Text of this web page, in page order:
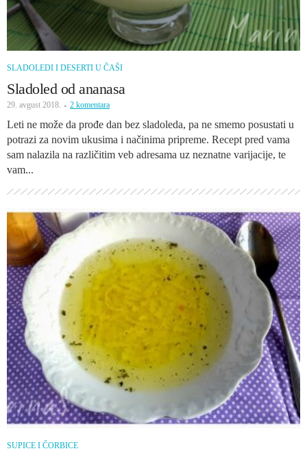
SLADOLEDI I DESERTI U ČAŠI
Sladoled od ananasa
29. avgust 2018. 2 komentara
Leti ne može da prođe dan bez sladoleda, pa ne smemo posustati u
potrazi za novim ukusima i načinima pripreme. Recept pred vama
sam nalazila na različitim veb adresama uz neznatne varijacije, te
vam...
SUPICE I ČORBICE